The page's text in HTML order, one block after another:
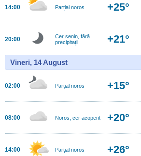
14:00 Parțial noros +25°
20:00
Cer senin, fără
precipitații
+21°
Vineri, 14 August
02:00 Parțial noros +15°
08:00 Noros, cer acoperit +20°
14:00 Parţial noros +26°